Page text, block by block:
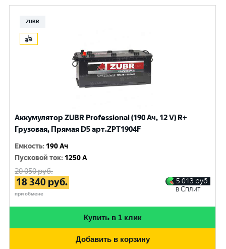
ZUBR
Аккумулятор ZUBR Professional (190 Ач, 12 V) R+
Грузовая, Прямая D5 арт.ZPT1904F
Емкость: 190 Ач
Пусковой ток: 1250 A
20 050руб.
18 340 руб.
при обмене
5 013 руб.
в Сплит
Купить в 1 клик
Добавить в корзину